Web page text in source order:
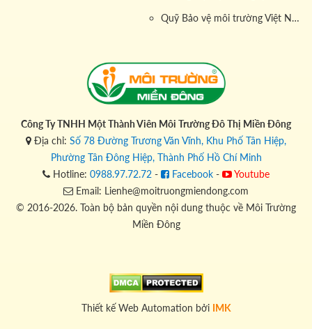
Quỹ Bảo vệ môi trường Việt Nam
Công Ty TNHH Một Thành Viên Môi Trường Đô Thị Miền Đông
Địa chỉ: Số 78 Đường Trương Văn Vĩnh, Khu Phố Tân Hiệp,
Phường Tân Đông Hiệp, Thành Phố Hồ Chí Minh
Hotline: 0988.97.72.72 - Facebook -
Youtube
Email: Lienhe@moitruongmiendong.com
© 2016-2026. Toàn bộ bản quyền nội dung thuộc về Môi Trường
Miền Đông
Thiết kế Web Automation bởi IMK